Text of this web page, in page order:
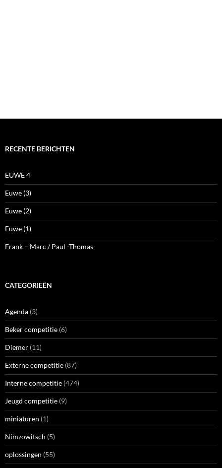
RECENTE BERICHTEN
EUWE 4
Euwe (3)
Euwe (2)
Euwe (1)
Frank – Marc / Paul -Thomas
CATEGORIEËN
Agenda (3)
Beker competitie (6)
Diemer (11)
Externe competitie (87)
Interne competitie (474)
Jeugd competitie (9)
miniaturen (1)
Nimzowitsch (5)
oplossingen (55)